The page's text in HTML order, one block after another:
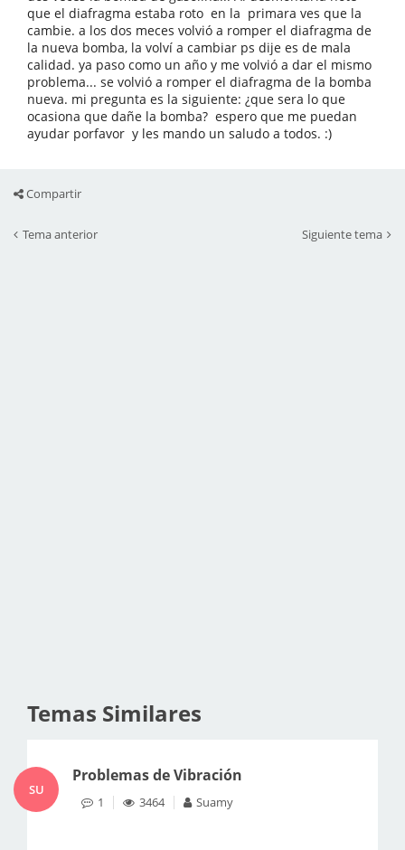
que el diafragma estaba roto en la primara ves que la
cambie. a los dos meces volvió a romper el diafragma de
la nueva bomba, la volví a cambiar ps dije es de mala
calidad. ya paso como un año y me volvió a dar el mismo
problema... se volvió a romper el diafragma de la bomba
nueva. mi pregunta es la siguiente: ¿que sera lo que
ocasiona que dañe la bomba? espero que me puedan
ayudar porfavor y les mando un saludo a todos. :)
Compartir
Tema anterior Siguiente tema
Temas Similares
SU
Problemas de Vibración
1 3464 Suamy